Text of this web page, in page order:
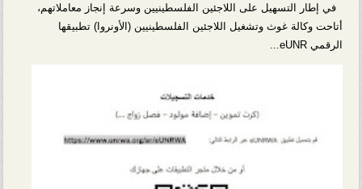
في إطار التسهيل على اللاجئين الفلسطينيين وسرعة إنجاز معاملاتهم،
أتاحت وكالة غوث وتشغيل اللاجئين الفلسطينيين (الأونروا) تطبيقها
الرقمي eUNR...